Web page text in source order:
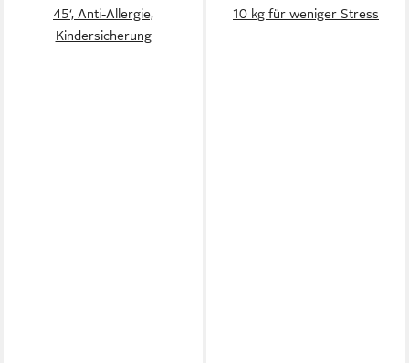
45‘, Anti-Allergie,
Kindersicherung
10 kg für weniger Stress